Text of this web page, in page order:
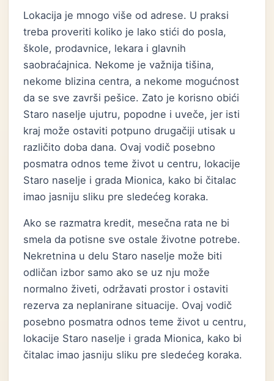
Lokacija je mnogo više od adrese. U praksi
treba proveriti koliko je lako stići do posla,
škole, prodavnice, lekara i glavnih
saobraćajnica. Nekome je važnija tišina,
nekome blizina centra, a nekome mogućnost
da se sve završi pešice. Zato je korisno obići
Staro naselje ujutru, popodne i uveče, jer isti
kraj može ostaviti potpuno drugačiji utisak u
različito doba dana. Ovaj vodič posebno
posmatra odnos teme život u centru, lokacije
Staro naselje i grada Mionica, kako bi čitalac
imao jasniju sliku pre sledećeg koraka.
Ako se razmatra kredit, mesečna rata ne bi
smela da potisne sve ostale životne potrebe.
Nekretnina u delu Staro naselje može biti
odličan izbor samo ako se uz nju može
normalno živeti, održavati prostor i ostaviti
rezerva za neplanirane situacije. Ovaj vodič
posebno posmatra odnos teme život u centru,
lokacije Staro naselje i grada Mionica, kako bi
čitalac imao jasniju sliku pre sledećeg koraka.